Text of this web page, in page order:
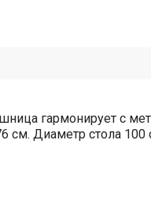
гармонирует с
см. Диаметр стола 100